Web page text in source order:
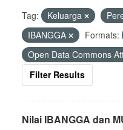
Tag: Keluarga
IBANGGA
Formats:
Open Data Commons
Filter Results
Nilai IBANGGA dan